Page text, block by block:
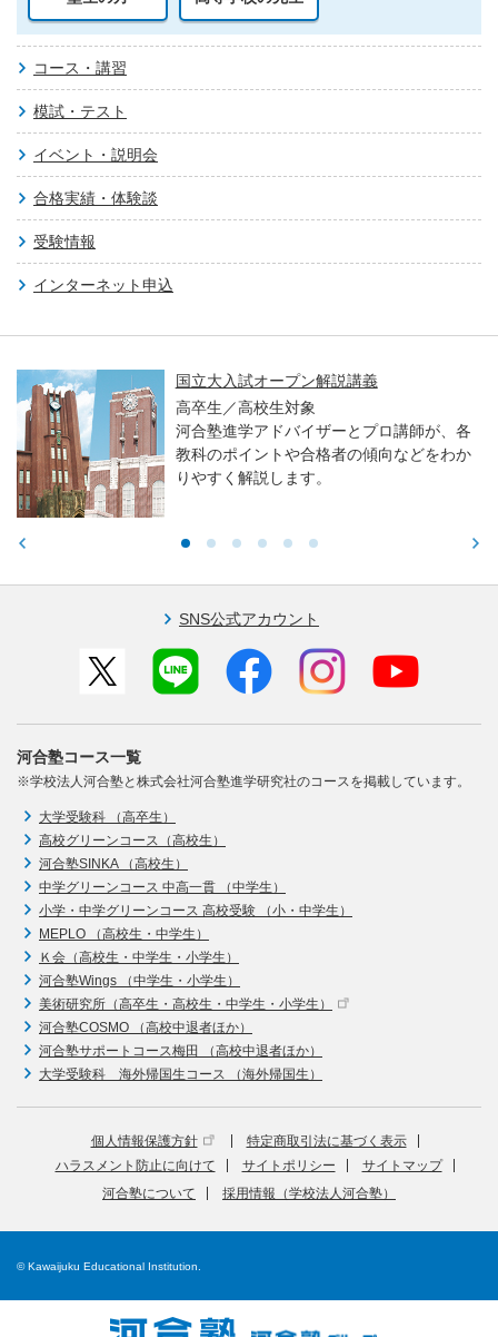
コース・講習
模試・テスト
イベント・説明会
合格実績・体験談
受験情報
インターネット申込
国立大入試オープン解説講義
高卒生／高校生対象
河合塾進学アドバイザーとプロ講師が、各
教科のポイントや合格者の傾向などをわか
りやすく解説します。
SNS公式アカウント
河合塾コース一覧
※学校法人河合塾と株式会社河合塾進学研究社のコースを掲載しています。
大学受験科 （高卒生）
高校グリーンコース（高校生）
河合塾SINKA （高校生）
中学グリーンコース 中高一貫 （中学生）
小学・中学グリーンコース 高校受験 （小・中学生）
MEPLO （高校生・中学生）
Ｋ会（高校生・中学生・小学生）
河合塾Wings （中学生・小学生）
美術研究所（高卒生・高校生・中学生・小学生）
河合塾COSMO （高校中退者ほか）
河合塾サポートコース梅田 （高校中退者ほか）
大学受験科 海外帰国生コース （海外帰国生）
個人情報保護方針
特定商取引法に基づく表示
ハラスメント防止に向けて
サイトポリシー
サイトマップ
河合塾について
採用情報（学校法人河合塾）
© Kawaijuku Educational Institution.